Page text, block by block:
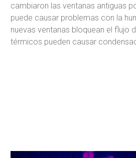
cambiaron las ventanas antiguas
puede causar problemas con la
nuevas ventanas bloquean el flujo
térmicos pueden causar